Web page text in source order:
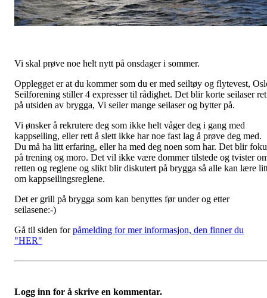
Vi skal prøve noe helt nytt på onsdager i sommer.
Opplegget er at du kommer som du er med seiltøy og flytevest,
Seilforening stiller 4 expresser til rådighet. Det blir korte seilaser
på utsiden av brygga, Vi seiler mange seilaser og bytter på.
Vi ønsker å rekrutere deg som ikke helt våger deg i gang med
kappseiling, eller rett å slett ikke har noe fast lag å prøve deg med.
Du må ha litt erfaring, eller ha med deg noen som har. Det blir
på trening og moro. Det vil ikke være dommer tilstede og tvister
retten og reglene og slikt blir diskutert på brygga så alle kan lære
om kappseilingsreglene.
Det er grill på brygga som kan benyttes før under og etter
seilasene:-)
Gå til siden forpåmelding for mer informasjon, den finner du
"HER"
Logg inn for å skrive en kommentar.